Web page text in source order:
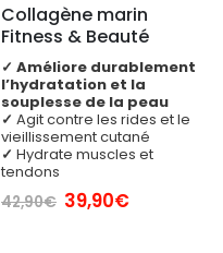
Collagène marin
Fitness & Beauté
✓ Améliore durablement
l’hydratation et la
souplesse de la peau
✓ Agit contre les rides et le
vieillissement cutané
✓ Hydrate muscles et
tendons
42,90€ Le
prix
39,90€Le